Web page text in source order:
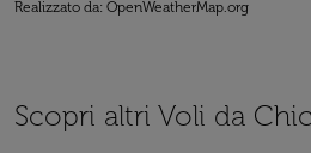
Realizzato da: OpenWeatherMap.org
Scopri altri Voli da